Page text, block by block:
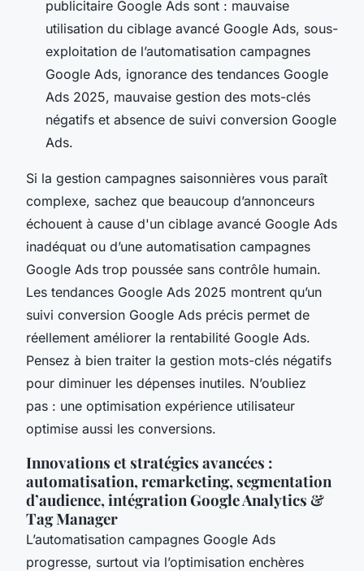
publicitaire Google Ads sont : mauvaise
utilisation du ciblage avancé Google Ads, sous-
exploitation de l’automatisation campagnes
Google Ads, ignorance des tendances Google
Ads 2025, mauvaise gestion des mots-clés
négatifs et absence de suivi conversion Google
Ads.
Si la gestion campagnes saisonnières vous paraît
complexe, sachez que beaucoup d’annonceurs
échouent à cause d'un ciblage avancé Google Ads
inadéquat ou d’une automatisation campagnes
Google Ads trop poussée sans contrôle humain.
Les tendances Google Ads 2025 montrent qu’un
suivi conversion Google Ads précis permet de
réellement améliorer la rentabilité Google Ads.
Pensez à bien traiter la gestion mots-clés négatifs
pour diminuer les dépenses inutiles. N’oubliez
pas : une optimisation expérience utilisateur
optimise aussi les conversions.
Innovations et stratégies avancées :
automatisation, remarketing, segmentation
d’audience, intégration Google Analytics &
Tag Manager
L’automatisation campagnes Google Ads
progresse, surtout via l’optimisation enchères